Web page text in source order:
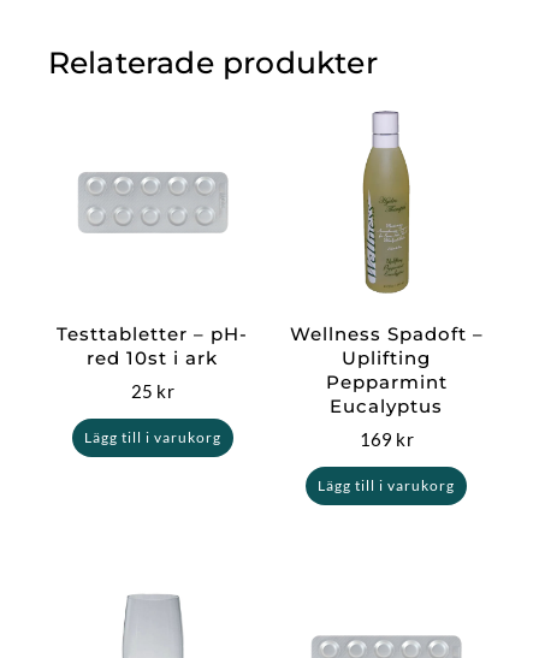
Relaterade produkter
Testtabletter – pH-
red 10st i ark
25 kr
Lägg till i varukorg
Wellness Spadoft –
Uplifting
Pepparmint
Eucalyptus
169 kr
Lägg till i varukorg